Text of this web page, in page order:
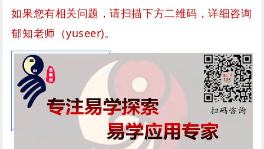
如果您有相关问题，请扫描下方二维码，详细咨询
郁知老师（yuseer)。